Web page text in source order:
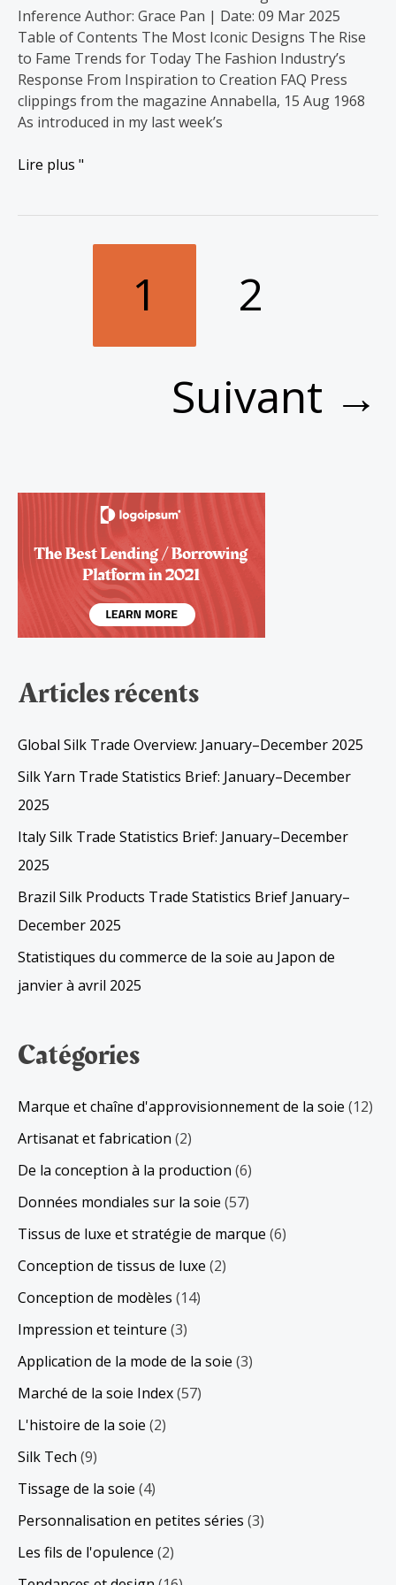
Inference Author: Grace Pan | Date: 09 Mar 2025
Table of Contents The Most Iconic Designs The Rise
to Fame Trends for Today The Fashion Industry’s
Response From Inspiration to Creation FAQ Press
clippings from the magazine Annabella, 15 Aug 1968
As introduced in my last week’s
Lire plus "
1
2
Suivant →
Articles récents
Global Silk Trade Overview: January–December 2025
Silk Yarn Trade Statistics Brief: January–December
2025
Italy Silk Trade Statistics Brief: January–December
2025
Brazil Silk Products Trade Statistics Brief January–
December 2025
Statistiques du commerce de la soie au Japon de
janvier à avril 2025
Catégories
Marque et chaîne d'approvisionnement de la soie (12)
Artisanat et fabrication (2)
De la conception à la production (6)
Données mondiales sur la soie (57)
Tissus de luxe et stratégie de marque (6)
Conception de tissus de luxe (2)
Conception de modèles (14)
Impression et teinture (3)
Application de la mode de la soie (3)
Marché de la soie Index(57)
L'histoire de la soie (2)
Silk Tech (9)
Tissage de la soie (4)
Personnalisation en petites séries (3)
Les fils de l'opulence (2)